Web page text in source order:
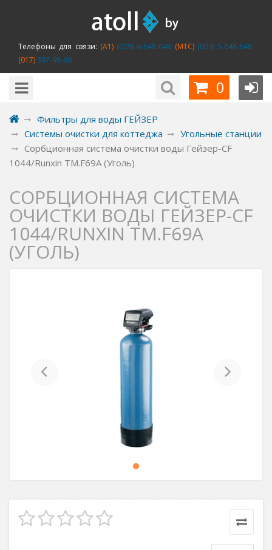
Телефоны для связи: (A1)(029) 6-648-648 (MTC)(029) 5-648-648
(017)397-98-66
0
Фильтры для воды ГЕЙЗЕР
Системы очистки для коттеджа
Угольные станции
Сорбционная система очистки воды Гейзер-CF
1044/Runxin TM.F69A (Уголь)
СОРБЦИОННАЯ СИСТЕМА
ОЧИСТКИ ВОДЫ ГЕЙЗЕР-CF
1044/RUNXIN TM.F69A
(УГОЛЬ)